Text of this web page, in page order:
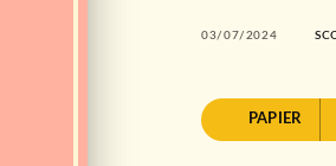
03/07/2024
PAPIER